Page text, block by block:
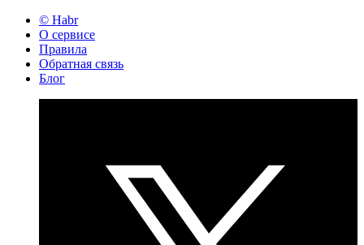
© Habr
О сервисе
Правила
Обратная связь
Блог